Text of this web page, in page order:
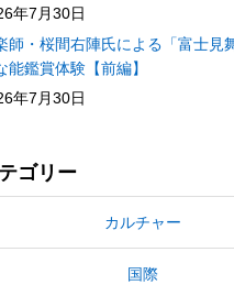
年7月30日
師・桜間右陣氏による「富士見
能鑑賞体験【前編】
年7月30日
ゴリー
カルチャー
国際